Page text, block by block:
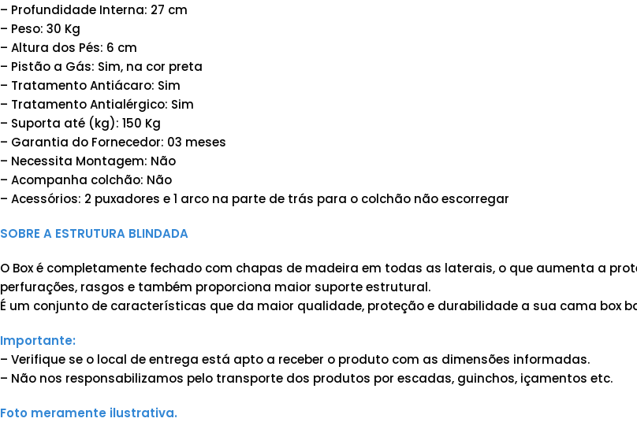
– Profundidade Interna: 27 cm
– Peso: 30 Kg
– Altura dos Pés: 6 cm
– Pistão a Gás: Sim, na cor preta
– Tratamento Antiácaro: Sim
– Tratamento Antialérgico: Sim
– Suporta até (kg): 150 Kg
– Garantia do Fornecedor: 03 meses
– Necessita Montagem: Não
– Acompanha colchão: Não
– Acessórios: 2 puxadores e 1 arco na parte de trás para o colchão não escorregar
SOBRE A ESTRUTURA BLINDADA
O Box é completamente fechado com chapas de madeira em todas as laterais, o que aumenta a
perfurações, rasgos e também proporciona maior suporte estrutural.
É um conjunto de características que da maior qualidade, proteção e durabilidade a sua cama box
Importante:
– Verifique se o local de entrega está apto a receber o produto com as dimensões informadas.
– Não nos responsabilizamos pelo transporte dos produtos por escadas, guinchos, içamentos etc.
Foto meramente ilustrativa.